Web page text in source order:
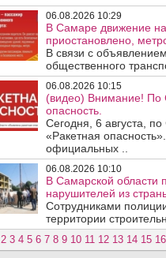
06.08.2026 10:29
В Самаре движение
приостановлено,
В связи с
общественного
06.08.2026 10:15
(видео) Внимание! По
опасность.
Сегодня, 6 августа,
«Ракетная
официальных ..
06.08.2026 10:10
В Самарской области
нарушителей из
Сотрудниками
территории
2 3 4 5 6 7 8 9 10 11 12 13 14 15 16